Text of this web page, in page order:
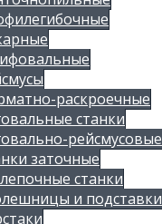
раскроечные
станки
рейсмусовые
заточные
станки
и подставки